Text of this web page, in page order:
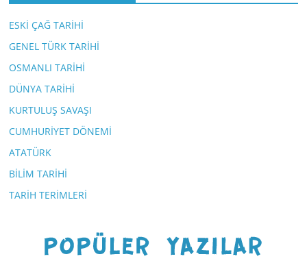
ESKİ ÇAĞ TARİHİ
GENEL TÜRK TARİHİ
OSMANLI TARİHİ
DÜNYA TARİHİ
KURTULUŞ SAVAŞI
CUMHURİYET DÖNEMİ
ATATÜRK
BİLİM TARİHİ
TARİH TERİMLERİ